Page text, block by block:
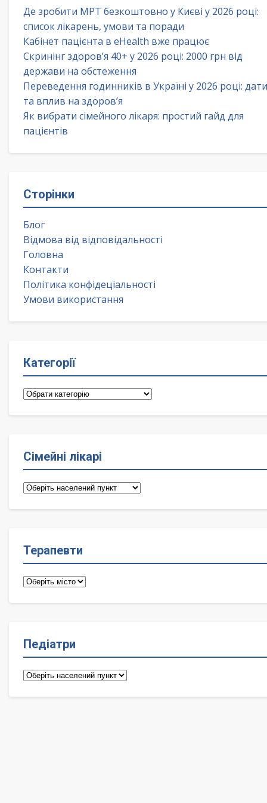
Де зробити МРТ безкоштовно у Києві у 2026 році:
список лікарень, умови та поради
Кабінет пацієнта в eHealth вже працює
Скринінг здоров’я 40+ у 2026 році: 2000 грн від
держави на обстеження
Переведення годинників в Україні у 2026 році: дати
та вплив на здоров’я
Як вибрати сімейного лікаря: простий гайд для
пацієнтів
Сторінки
Блог
Відмова від відповідальності
Головна
Контакти
Політика конфідеціальності
Умови використання
Категорії
Категорії
Сімейні лікарі
Сімейні
Терапевти
Терапевти
Педіатри
Педіатри